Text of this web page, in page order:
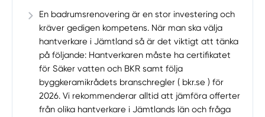
En badrumsrenovering är en stor investering och
kräver gedigen kompetens. När man ska välja
hantverkare i Jämtland så är det viktigt att tänka
på följande: Hantverkaren måste ha certifikatet
för Säker vatten och BKR samt följa
byggkeramikrådets branschregler ( bkr.se ) för
2026. Vi rekommenderar alltid att jämföra offerter
från olika hantverkare i Jämtlands län och fråga